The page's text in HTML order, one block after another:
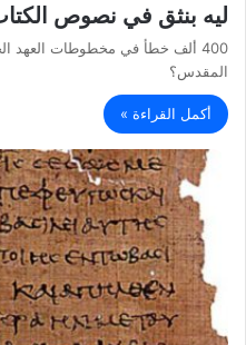
ليه بنثق في نصوص
المقدس؟
أكمل القراءة »